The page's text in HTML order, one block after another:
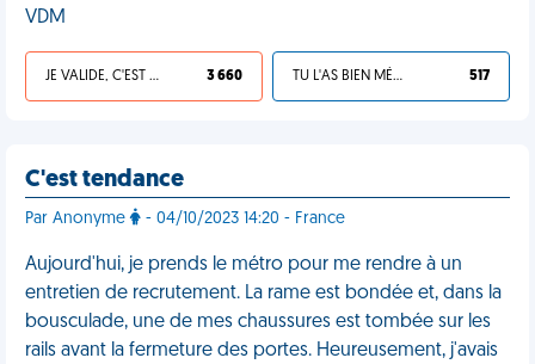
VDM
JE VALIDE, C'EST UNE VDM 3 660 TU L'AS BIEN MÉRITÉ 517
C'est tendance
Par Anonyme - 04/10/2023 14:20 - France
Aujourd'hui, je prends le métro pour me rendre à un
entretien de recrutement. La rame est bondée et, dans la
bousculade, une de mes chaussures est tombée sur les
rails avant la fermeture des portes. Heureusement, j'avais